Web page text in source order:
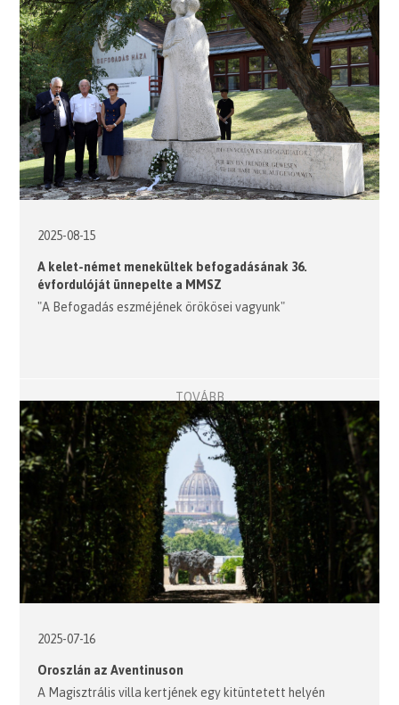
2025-08-15
A kelet-német menekültek befogadásának 36.
évfordulóját ünnepelte a MMSZ
"A Befogadás eszméjének örökösei vagyunk"
TOVÁBB
2025-07-16
Oroszlán az Aventinuson
A Magisztrális villa kertjének egy kitüntetett helyén